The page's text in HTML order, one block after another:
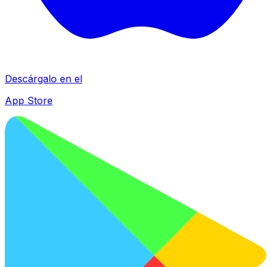
Descárgalo en el
App Store